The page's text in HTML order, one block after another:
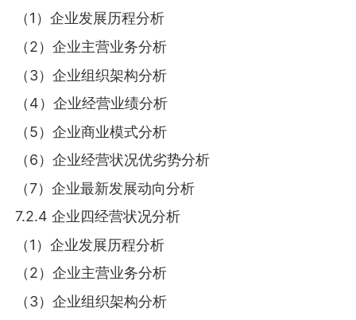
（1）企业发展历程分析
（2）企业主营业务分析
（3）企业组织架构分析
（4）企业经营业绩分析
（5）企业商业模式分析
（6）企业经营状况优劣势分析
（7）企业最新发展动向分析
7.2.4 企业四经营状况分析
（1）企业发展历程分析
（2）企业主营业务分析
（3）企业组织架构分析